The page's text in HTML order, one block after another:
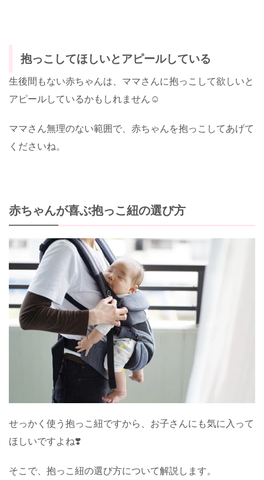
抱っこしてほしいとアピールしている
生後間もない赤ちゃんは、ママさんに抱っこして欲しいと
アピールしているかもしれません☺️
ママさん無理のない範囲で、赤ちゃんを抱っこしてあげて
くださいね。
赤ちゃんが喜ぶ抱っこ紐の選び方
せっかく使う抱っこ紐ですから、お子さんにも気に入って
ほしいですよね❣️
そこで、抱っこ紐の選び方について解説します。